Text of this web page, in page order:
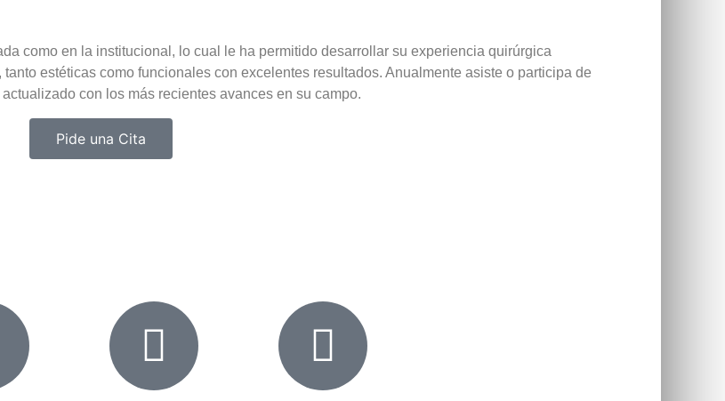
como en la institucional, lo cual le ha permitido desarrollar su experiencia quirúrgica
estéticas como funcionales con excelentes resultados. Anualmente asiste o participa de
con los más recientes avances en su campo.
Pide una Cita